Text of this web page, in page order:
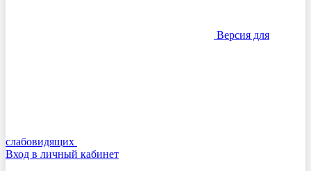
Версия для
слабовидящих
Вход в личный кабинет